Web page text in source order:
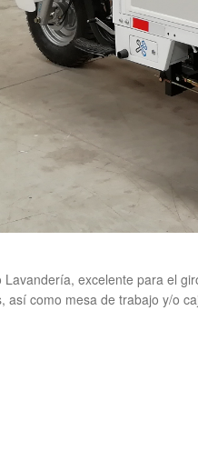
Lavandería, excelente para el
así como mesa de trabajo y/o